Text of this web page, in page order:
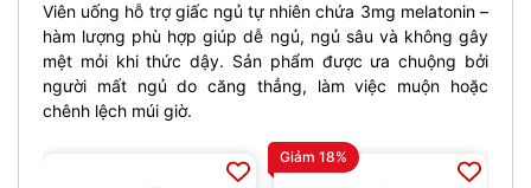
Viên uống hỗ trợ giấc ngủ tự nhiên chứa 3mg melatonin –
hàm lượng phù hợp giúp dễ ngủ, ngủ sâu và không gây
mệt mỏi khi thức dậy. Sản phẩm được ưa chuộng bởi
người mất ngủ do căng thẳng, làm việc muộn hoặc
chênh lệch múi giờ.
Giảm 18%